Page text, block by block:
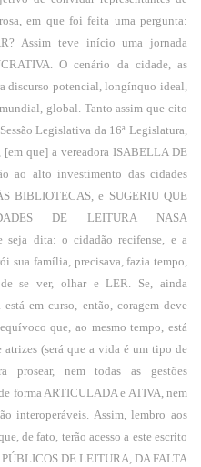
em que foi feita uma pergunta:
Assim teve início uma jornada
O cenário da cidade, as
discurso potencial, longínquo ideal,
global. Tanto assim que cito
Legislativa da 16ª Legislatura,
que] a vereadora ISABELLA DE
ao alto investimento das cidades
BIBLIOTECAS, e SUGERIU QUE
DE LEITURA NASA
seja dita: o cidadão recifense, e a
sua família, precisava, fazia tempo,
se ver, olhar e LER. Se, ainda
está em curso, então, coragem deve
que, ao mesmo tempo, está
(será que a vida é um tipo de
prosear, nem todas as gestões
forma ARTICULADA e ATIVA, nem
interoperáveis. Assim, lembro aos
de fato, terão acesso a este escrito
DE LEITURA, DA FALTA